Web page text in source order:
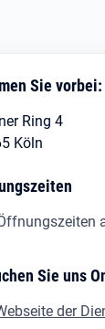
Sie vorbei:
Ring 4
Köln
Sie uns
der